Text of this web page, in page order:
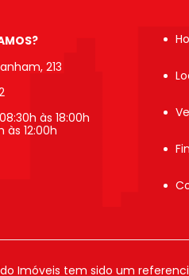
213
às 18:00h
às 12:00h
Imóveis tem sido um